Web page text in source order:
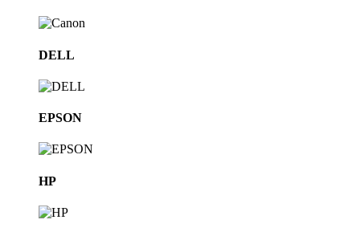
DELL
EPSON
HP